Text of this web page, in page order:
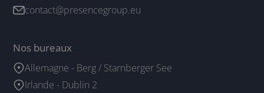
contact@presencegroup.eu
Nos bureaux
Allemagne - Berg / Starnberger See
Irlande - Dublin 2